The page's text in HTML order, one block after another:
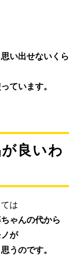
い出せないくら
ています。
良いわ
は
ゃんの代から
が
うのです。